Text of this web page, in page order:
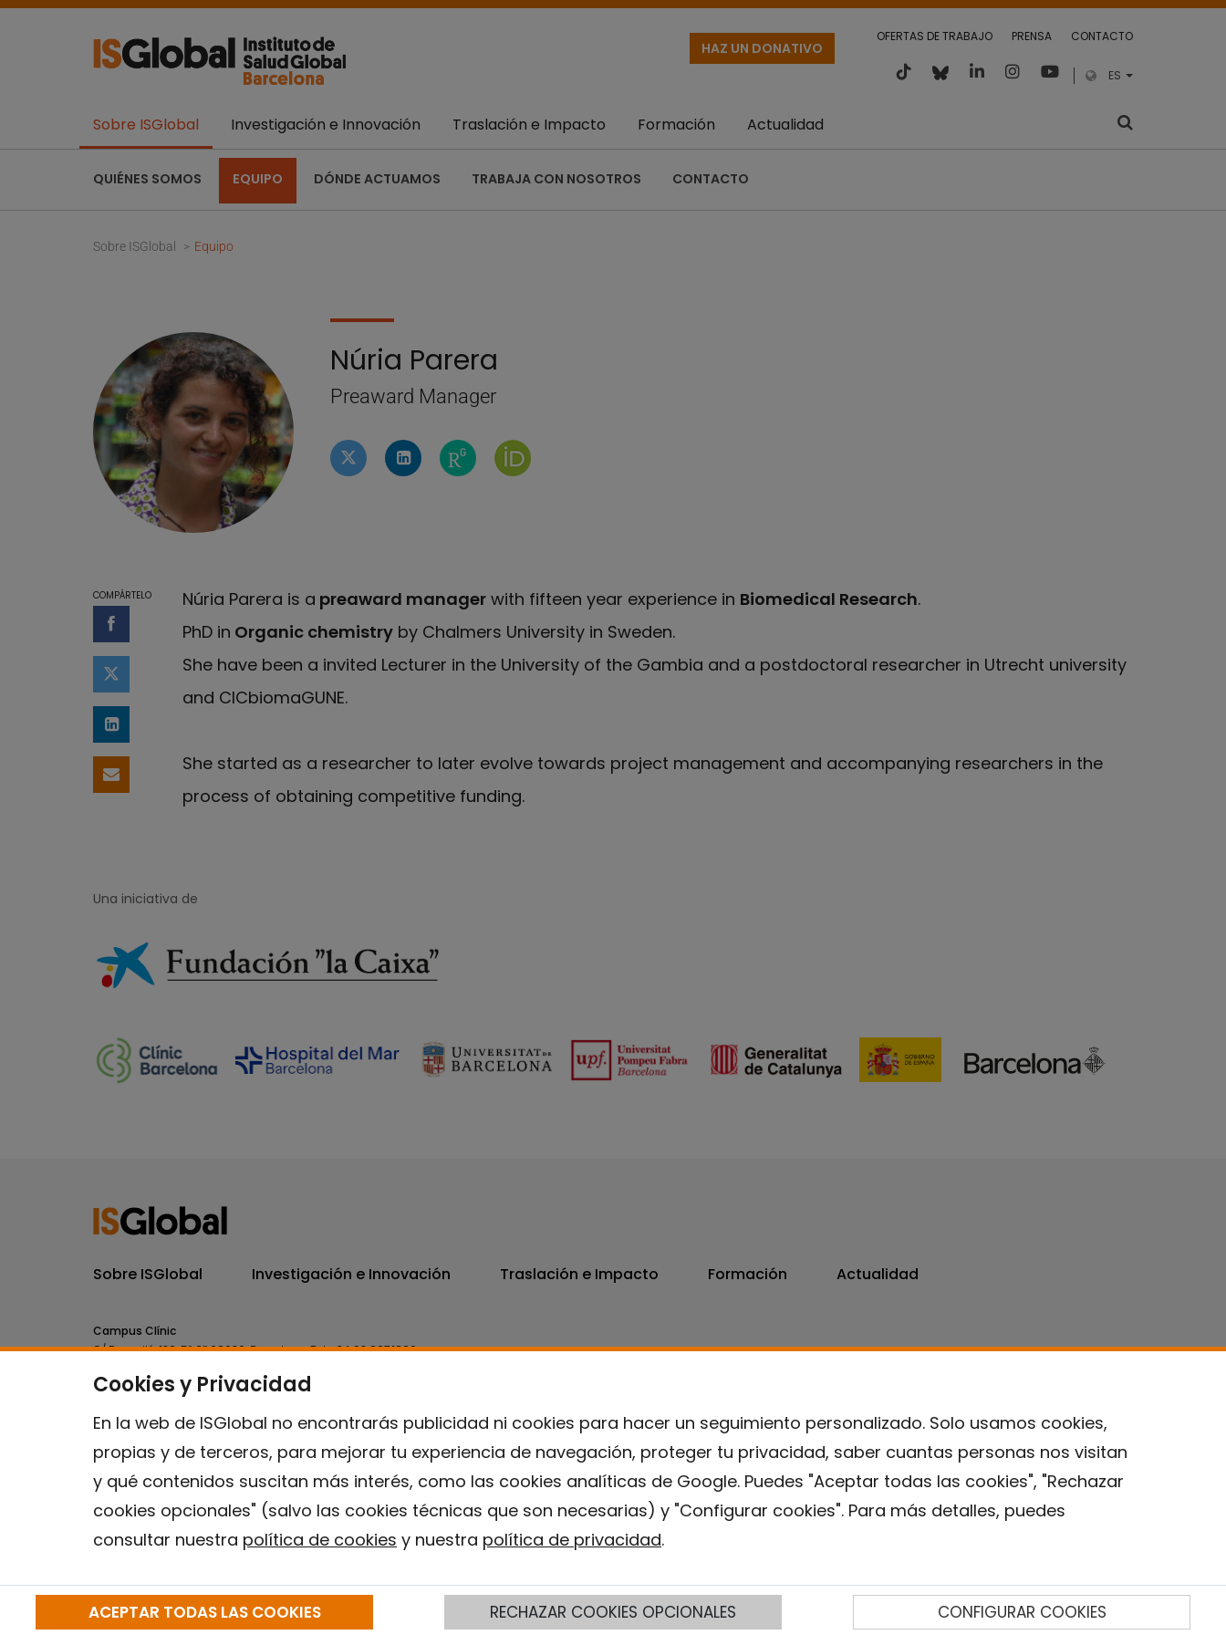
OFERTAS DE TRABAJO PRENSA CONTACTO
ES
HAZ UN DONATIVO
Sobre ISGlobal
QUIÉNES SOMOS EQUIPO DÓNDE ACTUAMOS TRABAJA CON NOSOTROS CONTACTO
Investigación e Innovación Traslación e Impacto Formación Actualidad
Sobre ISGlobal Equipo
Núria Parera
Preaward Manager
Perfil de Twitter de Núria Parera
Perfil de Linkedin de Núria Parera
COMPÁRTELO
Compartir en Facebook
Compartir en Twitter
Compartir en LinkedIn
Compartir por email
Núria Parera is a preaward managerwith fifteen year experience in Biomedical Research.
PhD in Organic chemistryby Chalmers University in Sweden.
She have been a invited Lecturer in the University of the Gambia and a postdoctoral researcher in Utrecht university
and CICbiomaGUNE.
She started as a researcher to later evolve towards project management and accompanying researchers in the
process of obtaining competitive funding.
Cookies y Privacidad
En la web de ISGlobal no encontrarás publicidad ni cookies para hacer un seguimiento personalizado. Solo usamos cookies,
propias y de terceros, para mejorar tu experiencia de navegación, proteger tu privacidad, saber cuantas personas nos visitan
y qué contenidos suscitan más interés, como las cookies analíticas de Google. Puedes "Aceptar todas las cookies", "Rechazar
cookies opcionales" (salvo las cookies técnicas que son necesarias) y "Configurar cookies". Para más detalles, puedes
consultar nuestra política de cookies y nuestra política de privacidad.
ACEPTAR TODAS LAS COOKIES RECHAZAR COOKIES OPCIONALES CONFIGURAR COOKIES
Una iniciativa de
Sobre ISGlobal Investigación e Innovación Traslación e Impacto Formación Actualidad
Campus Clínic
C/ Rosselló, 132, 5º 2ª 08036.Barcelona.Tel.+34 93 227 1806
Campus Mar
C/ Doctor Aiguader, 88. 08003.
Contacto
Aviso legal Política de privacidad Política de Cookies